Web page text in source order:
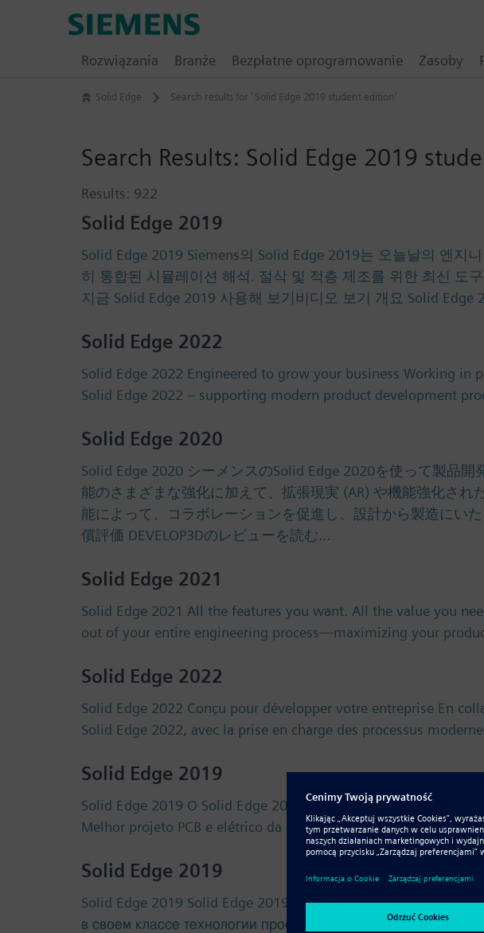
Solid Edge Search results for ' Solid Edge 2019 student edition'
Search Results: Solid Edge 2019
Results: 922
Solid Edge 2019
Solid Edge 2019 Siemens의 Solid Edge 2019는 오늘날의 엔지
히 통합된 시뮬레이션 해석. 절삭 및 적층 제조를 위한 최신 도
지금 Solid Edge 2019 사용해 보기비디오 보기 개요 Solid
Solid Edge 2022
Solid Edge 2022 Engineered to grow your business Working in
Solid Edge 2022 – supporting modern product development
Solid Edge 2020
Solid Edge 2020 シーメンスのSolid Edge 2020を使って製品
能のさまざまな強化に加えて、拡張現実 (AR) や機能強化さ
能によって、コラボレーションを促進し、設計から製造にい
償評価 DEVELOP3Dのレビューを読む…
Solid Edge 2021
Solid Edge 2021 All the features you want. All the value you
out of your entire engineering process—maximizing your
Solid Edge 2022
Solid Edge 2022 Conçu pour développer votre entreprise En
Solid Edge 2022, avec la prise en charge des processus
Solid Edge 2019
Solid Edge 2019 O Solid Edge 2019 da Siemens fornece
Melhor projeto PCB e elétrico da categoria. Análise de
Solid Edge 2019
Solid Edge 2019 Solid Edge 2019 от Siemens – это средство
в своем классе технологии проектирования
Rozwiązania Branże Bezpłatne oprogramowanie Zasoby